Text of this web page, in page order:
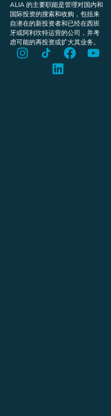
ALIA 的主要职能是管理对国内和
国际投资的搜索和收购，包括来
自潜在的新投资者和已经在西班
牙或阿利坎特运营的公司，并考
虑可能的再投资或扩大其业务。